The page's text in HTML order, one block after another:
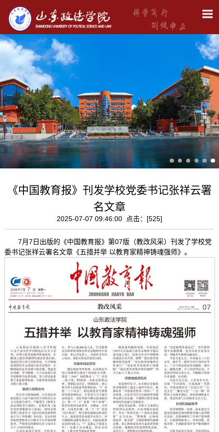
《中国教育报》刊发学校党委书记张祥云署
名文章
2025-07-07 09:46:00 点击：[525]
7月7日出版的《中国教育报》第07版（教改风采）刊发了学校党
委书记张祥云署名文章《五措并举 以教育家精神铸魂强师》。